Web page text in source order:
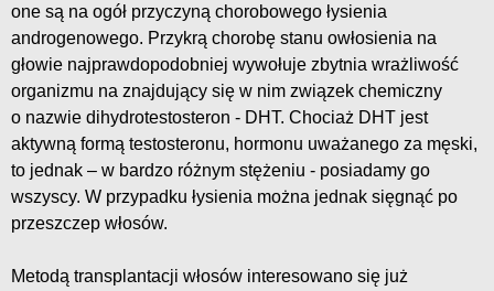
one są na ogół przyczyną chorobowego łysienia
androgenowego. Przykrą chorobę stanu owłosienia na
głowie najprawdopodobniej wywołuje zbytnia wrażliwość
organizmu na znajdujący się w nim związek chemiczny
o nazwie dihydrotestosteron - DHT. Chociaż DHT jest
aktywną formą testosteronu, hormonu uważanego za męski,
to jednak – w bardzo różnym stężeniu - posiadamy go
wszyscy. W przypadku łysienia można jednak sięgnąć po
przeszczep włosów.
Metodą transplantacji włosów interesowano się już